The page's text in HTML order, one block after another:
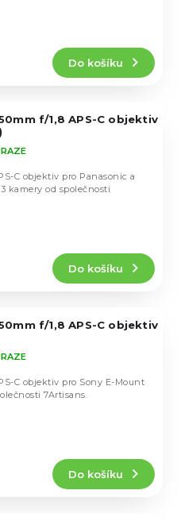
Do košíku
f/1,8 APS-C objektiv
Do košíku
C objektiv pro Panasonic a
kamery od společnosti
f/1,8 APS-C objektiv
Do košíku
C objektiv pro Sony E-Mount
7Artisans.